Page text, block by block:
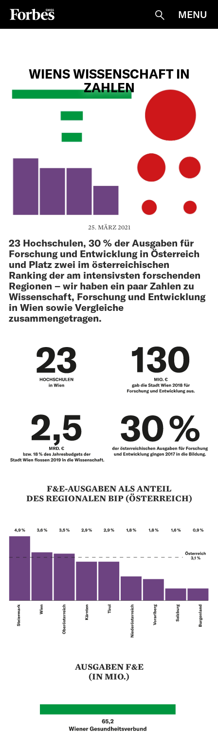
Suche
MENU
WIENS WISSENSCHAFT IN
ZAHLEN
25. MÄRZ 2021
23 Hochschulen, 30 % der Ausgaben für
Forschung und Entwicklung in Österreich
und Platz zwei im österreichischen
Ranking der am intensivsten forschenden
Regionen – wir haben ein paar Zahlen zu
Wissenschaft, Forschung und Entwicklung
in Wien sowie Vergleiche
zusammengetragen.
F&E-AUSGABEN ALS ANTEIL
DES REGIONALEN BIP (ÖSTERREICH)
AUSGABEN F&E
(IN MIO.)